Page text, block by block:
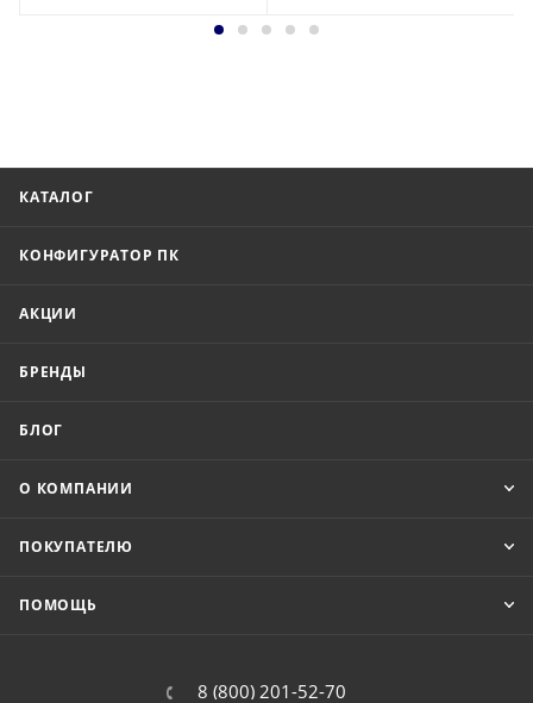
КАТАЛОГ
КОНФИГУРАТОР ПК
АКЦИИ
БРЕНДЫ
БЛОГ
О КОМПАНИИ
ПОКУПАТЕЛЮ
ПОМОЩЬ
8 (800) 201-52-70